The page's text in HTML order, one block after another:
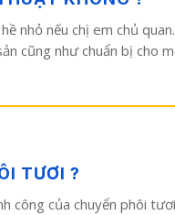
nhỏ nếu chị em chủ
cũng như chuẩn bị cho
TƯƠI ?
công của chuyển phôi